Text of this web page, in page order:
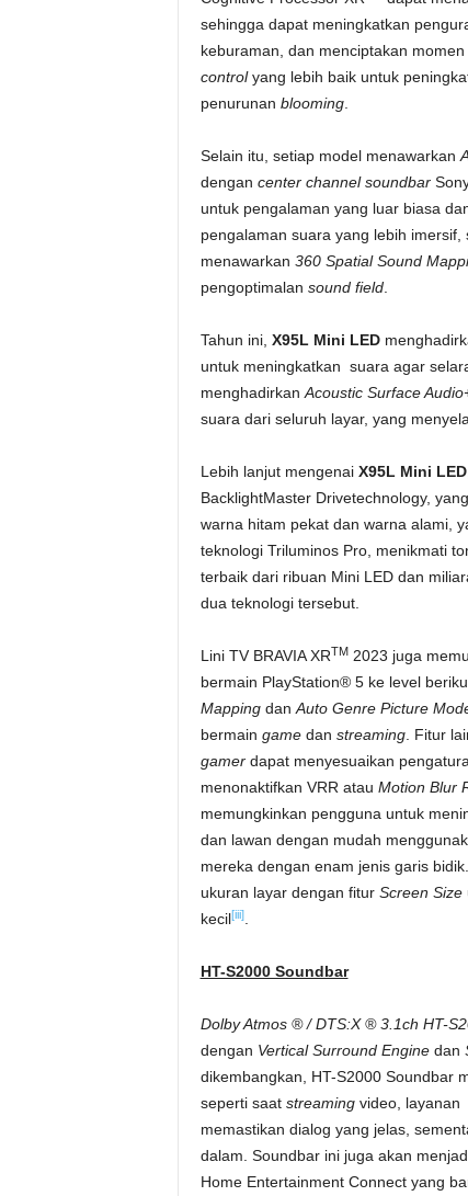
sehingga dapat meningkatkan
keburaman, dan menciptakan
controlyang lebih baik untuk
penurunan blooming.
Selain itu, setiap model menawarkan
dengan center channel soundbar
untuk pengalaman yang luar biasa
pengalaman suara yang lebih
menawarkan 360 Spatial Sound
pengoptimalan sound field.
Tahun ini, X95L Mini LED
untuk meningkatkan suara agar
menghadirkan Acoustic Surface
suara dari seluruh layar, yang
Lebih lanjut mengenai X95L Mini LED
BacklightMaster Drivetechnology,
warna hitam pekat dan warna alami,
teknologi Triluminos Pro, menikmati
terbaik dari ribuan Mini LED dan
dua teknologi tersebut.
Lini TV BRAVIA XRTM2023 juga
bermain PlayStation® 5 ke level
Mappingdan Auto Genre Picture
bermain gamedan streaming. Fitur
gamerdapat menyesuaikan
menonaktifkan VRR atau Motion Blur
memungkinkan pengguna untuk
dan lawan dengan mudah
mereka dengan enam jenis garis
ukuran layar dengan fitur Screen Size
kecil[iii].
HT-S2000 Soundbar
Dolby Atmos ® / DTS:X ® 3.1ch HT-
dengan Vertical Surround Enginedan
dikembangkan, HT-S2000 Soundbar
seperti saat streamingvideo, layanan
memastikan dialog yang jelas,
dalam. Soundbar ini juga akan
Home Entertainment Connect yang